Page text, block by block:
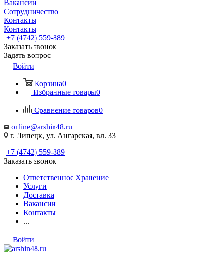
Вакансии
Сотрудничество
Контакты
Контакты
+7 (4742) 559-889
Заказать звонок
Задать вопрос
Войти
Корзина0
Избранные товары0
Сравнение товаров0
online@arshin48.ru
г. Липецк, ул. Ангарская, вл. 33
+7 (4742) 559-889
Заказать звонок
Ответственное Хранение
Услуги
Доставка
Вакансии
Контакты
...
Войти